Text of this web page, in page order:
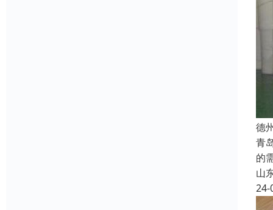
德
青
的
山
24-